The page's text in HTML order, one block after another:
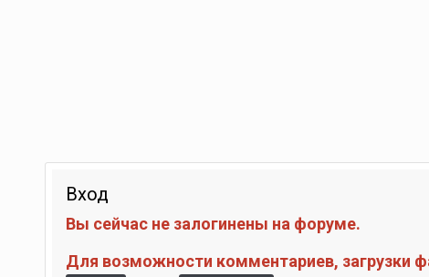
Вход
Вы сейчас не залогинены на форуме.
Для возможности комментариев, загрузки